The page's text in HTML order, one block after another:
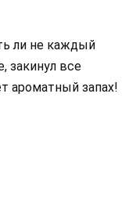
ли не каждый
закинул все
ароматный запах!